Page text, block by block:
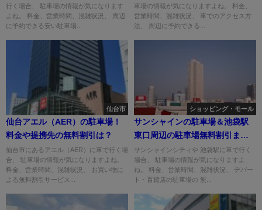
行く場合、 駐車場の情報が気になります
よね。 料金、営業時間、混雑状況、 周辺
に予約できる安い駐車場...
車場の情報が気になりますよね。 料金、
営業時間、混雑状況、 車でのアクセス方
法、 周辺に予約できる...
仙台市
仙台アエル（AER）の駐車場！
料金や提携先の無料割引は？
仙台市にあるアエル（AER）に車で行く場
合、 駐車場の情報が気になりますよね。
料金、営業時間、混雑状況、 お買い物に
よる無料割引サービス...
ショッピング・モール
サンシャインの駐車場＆池袋駅
東口周辺の駐車場無料割引まと
め！
サンシャインシティや 池袋駅に車で行く
場合、 駐車場の情報が気になりますよ
ね。 料金、営業時間、混雑状況、 デパー
ト・百貨店の駐車場の 無...